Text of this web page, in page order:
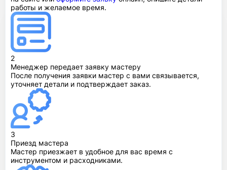
работы и желаемое время.
2
Менеджер передает заявку мастеру
После получения заявки мастер с вами связывается,
уточняет детали и подтверждает заказ.
3
Приезд мастера
Мастер приезжает в удобное для вас время с
инструментом и расходниками.